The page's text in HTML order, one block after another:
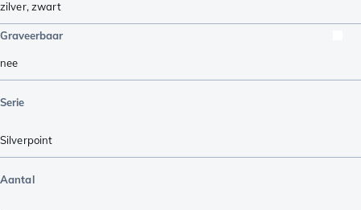
zilver,zwart
Graveerbaar
nee
Serie
Silverpoint
Aantal